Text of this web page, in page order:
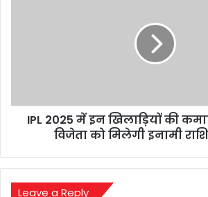
ट्रॉफी
विजेता
इनामी
IPL 2025 में इन खिलाड़ियों की
विजेता को मिलेगी इनामी
Leave a Reply